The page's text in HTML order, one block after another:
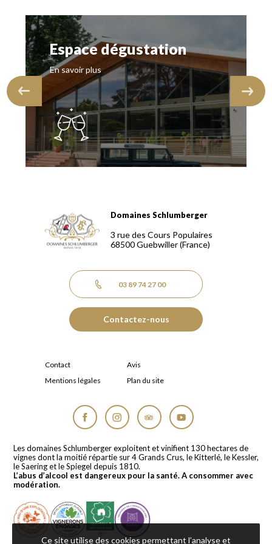
Espace dégustation
En savoir plus
Domaines Schlumberger Vignerons 100% récoltants
Domaines Schlumberger
3 rue des Cours Populaires
68500Guebwiller(France)
03 89 74 27 00
Contactez-nous
Contact
Avis
Mentions légales
Plan du site
Les domaines Schlumberger exploitent et vinifient 130 hectares de
vignes dont la moitié répartie sur 4 Grands Crus, le Kitterlé, le Kessler,
le Saering et le Spiegel depuis 1810.
L’abus d’alcool est dangereux pour la santé. A consommer avec
modération.
Ce site utilise des cookies permettant l’analyse et